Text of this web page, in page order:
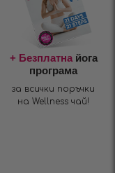
+ Безплатнайога
програма
за всички поръчки
на Wellness чай!